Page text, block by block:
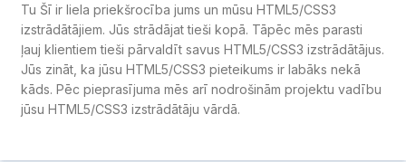
Tu Šī ir liela priekšrocība jums un mūsu HTML5/CSS3
izstrādātājiem. Jūs strādājat tieši kopā. Tāpēc mēs parasti
ļauj klientiem tieši pārvaldīt savus HTML5/CSS3 izstrādātājus.
Jūs zināt, ka jūsu HTML5/CSS3 pieteikums ir labāks nekā
kāds. Pēc pieprasījuma mēs arī nodrošinām projektu vadību
jūsu HTML5/CSS3 izstrādātāju vārdā.